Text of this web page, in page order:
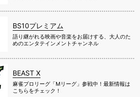
BS10プレミアム
語り継がれる映画や音楽をお届けする、大人のた
めのエンタテインメントチャンネル
BEAST X
麻雀プロリーグ「Mリーグ」参戦中！最新情報は
こちらをチェック！